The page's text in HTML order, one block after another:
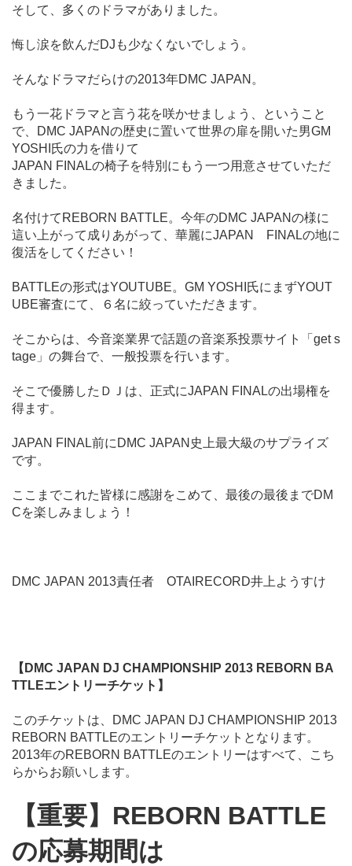
そして、多くのドラマがありました。
悔し涙を飲んだDJも少なくないでしょう。
そんなドラマだらけの2013年DMC JAPAN。
もう一花ドラマと言う花を咲かせましょう、ということ
で、DMC JAPANの歴史に置いて世界の扉を開いた男GM
YOSHI氏の力を借りて
JAPAN FINALの椅子を特別にもう一つ用意させていただ
きました。
名付けてREBORN BATTLE。今年のDMC JAPANの様に
這い上がって成りあがって、華麗にJAPAN FINALの地に
復活をしてください！
BATTLEの形式はYOUTUBE。GM YOSHI氏にまずYOUT
UBE審査にて、６名に絞っていただきます。
そこからは、今音楽業界で話題の音楽系投票サイト「get s
tage」の舞台で、一般投票を行います。
そこで優勝したＤＪは、正式にJAPAN FINALの出場権を
得ます。
JAPAN FINAL前にDMC JAPAN史上最大級のサプライズ
です。
ここまでこれた皆様に感謝をこめて、最後の最後までDM
Cを楽しみましょう！
DMC JAPAN 2013責任者 OTAIRECORD井上ようすけ
【DMC JAPAN DJ CHAMPIONSHIP 2013 REBORN BA
TTLEエントリーチケット】
このチケットは、DMC JAPAN DJ CHAMPIONSHIP 2013
REBORN BATTLEのエントリーチケットとなります。
2013年のREBORN BATTLEのエントリーはすべて、こち
らからお願いします。
【重要】REBORN BATTLE
の応募期間は